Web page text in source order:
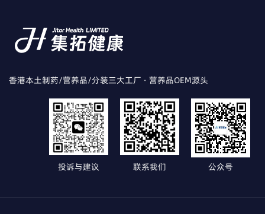
香港本土制药/营养品/分装三大工厂 · 营养品OEM源头
公众号
联系我们
投诉与建议